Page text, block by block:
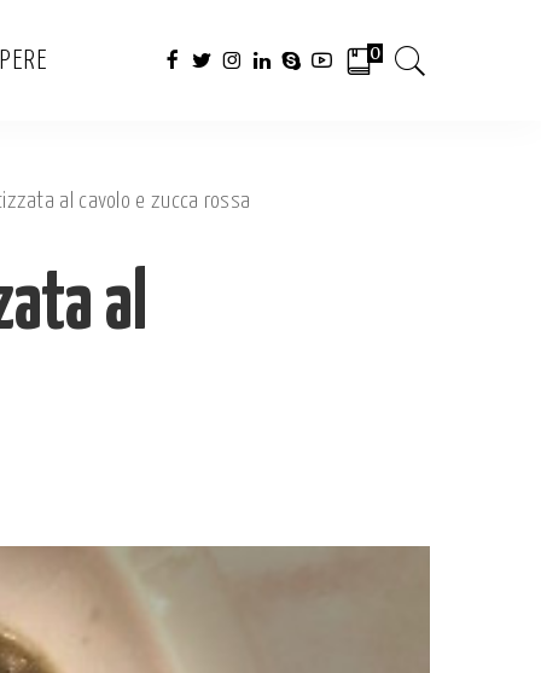
0
al cavolo e zucca rossa
al